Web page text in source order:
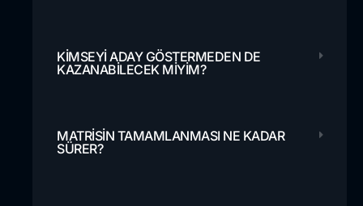
KIMSEYI ADAY GÖSTERMEDEN DE
KAZANABILECEK MIYIM?
MATRISIN TAMAMLANMASI NE KADAR
SÜRER?